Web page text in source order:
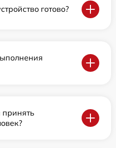
готово?